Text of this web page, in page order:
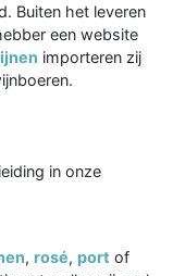
Buiten het leveren
een website
importeren zij
in onze
, rosé, port of